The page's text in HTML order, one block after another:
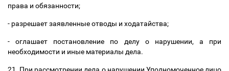
права и обязанности;
- разрешает заявленные отводы и ходатайства;
- оглашает постановление по делу о нарушении, а при
необходимости и иные материалы дела.